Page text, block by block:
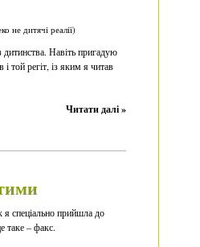
не дитячі реалії)
Навіть пригадую
той регіт, із яким я читав
Читати далі »
спеціально прийшла до
таке – факс.